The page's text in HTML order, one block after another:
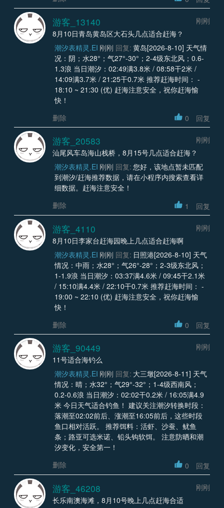
游客_13140
刚刚
8月10日青岛黄岛区大石头几点适合赶海？
潮汐表精灵.EI 刚刚 回复: 黄岛[2026-8-10] 天气情
况：阴；水28°；气27°-30°；2-4级东北风；0.6-
1.3浪 当日潮汐：02:49满3.8米 / 08:58干2米 /
14:09满3.7米 / 21:25干0.7米 推荐赶海时间： -
18:10 ~ 21:30 (优) 赶海注意安全，祝你赶海愉
快！
删除
0 回复
游客_20583
刚刚
汕尾风车岛海山栈桥，8月15号几点适合赶海？
潮汐表精灵.EI 刚刚 回复: 您好，该地点暂未匹配
到潮汐/赶海推荐数据，请在小程序内搜索查看详
细数据。赶海注意安全！
删除
1 回复
游客_4110
刚刚
8月10日李家台赶海园晚上几点适合赶海啊
潮汐表精灵.EI 刚刚 回复: 日照港[2026-8-10] 天气
情况：中雨；水28°；气26°-28°；2-3级东北风；
1-1.9浪 当日潮汐：03:37满4.6米 / 09:45干2.1米
/ 15:10满4.4米 / 22:10干0.7米 推荐赶海时间： -
19:00 ~ 22:10 (优) 赶海注意安全，祝你赶海愉
快！
删除
0 回复
游客_90449
刚刚
11号适合海钓么
潮汐表精灵.EI 刚刚 回复: 大三墩[2026-8-11] 天气
情况：晴；水32°；气29°-32°；1-4级西南风；
0.2-0.6浪 当日潮汐：02:02干0.2米 / 16:05满4.9
米 今日天气适合钓鱼！ 建议关注潮汐转换时段：
落潮至02:02前后、涨潮至16:05前后，这些时段
鱼口相对活跃。 推荐饵料：活虾、沙蚕、鱿鱼
条；路亚可选米诺、铅头钩软饵。 注意防晒和潮
汐变化，安全第一！
删除
0 回复
游客_46208
刚刚
长乐南澳海滩，8月10号晚上几点赶海合适